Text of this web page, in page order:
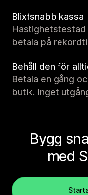
Blixtsnabb kassa
Hastighetstestad
betala på
Behåll den för
Betala en gång
butik. Inget
Bygg
med